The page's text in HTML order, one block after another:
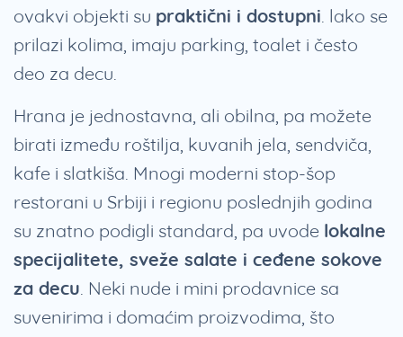
ovakvi objekti su praktični i dostupni. lako se
prilazi kolima, imaju parking, toalet i često
deo za decu.
Hrana je jednostavna, ali obilna, pa možete
birati između roštilja, kuvanih jela, sendviča,
kafe i slatkiša. Mnogi moderni stop-šop
restorani u Srbiji i regionu poslednjih godina
su znatno podigli standard, pa uvode lokalne
specijalitete, sveže salate i ceđene sokove
za decu. Neki nude i mini prodavnice sa
suvenirima i domaćim proizvodima, što